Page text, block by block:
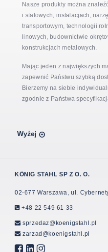
Nasze produkty można
i stalowych, instalacjach,
transportowym, technologii
linowych, budownictwie
konstrukcjach metalowych.
Mając jeden z największych
zapewnić Państwu szybką
Bierzemy na siebie
zgodnie z Państwa
Wyżej
KÖNIG STAHL SP Z O. O.
02-677 Warszawa, ul.
+48 22 549 61 33
sprzedaz@koenigstahl.pl
zarzad@koenigstahl.pl